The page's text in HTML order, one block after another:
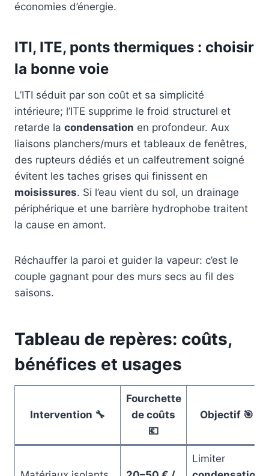
économies d’énergie.
ITI, ITE, ponts thermiques : choisir
la bonne voie
L’ITI séduit par son coût et sa simplicité
intérieure; l’ITE supprime le froid structurel et
retarde la condensation en profondeur. Aux
liaisons planchers/murs et tableaux de fenêtres,
des rupteurs dédiés et un calfeutrement soigné
évitent les taches grises qui finissent en
moisissures. Si l’eau vient du sol, un drainage
périphérique et une barrière hydrophobe traitent
la cause en amont.
Réchauffer la paroi et guider la vapeur: c’est le
couple gagnant pour des murs secs au fil des
saisons.
Tableau de repères: coûts,
bénéfices et usages
Intervention 🔧
Fourchette
de coûts
💶
Objectif 🎯
Limiter